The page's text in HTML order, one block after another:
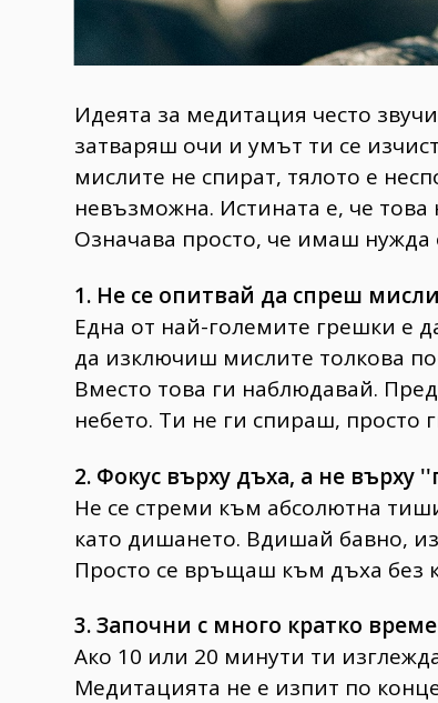
Идеята за медитация често
затваряш очи и умът ти се
мислите не спират, тялото е
невъзможна. Истината е, че
Означава просто, че имаш нужда
1. Не се опитвай да спреш
Една от най-големите грешки е
да изключиш мислите толкова
Вместо това ги наблюдавай.
небето. Ти не ги спираш, просто
2. Фокус върху дъха, a не върху
Не се стреми към абсолютна
като дишането. Вдишай бавно,
Просто се връщаш към дъха без
3. Започни с много кратко време
Ако 10 или 20 минути ти
Медитацията не е изпит по